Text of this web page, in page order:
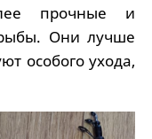
прочные и
Они лучше
особого ухода,